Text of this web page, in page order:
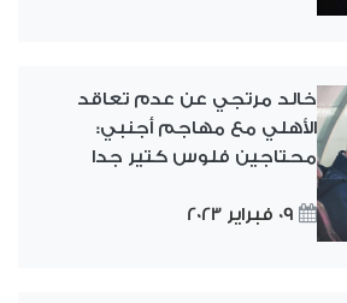
خالد مرتجي عن عدم تعاقد
الأهلي مع مهاجم أجنبي:
محتاجين فلوس كتير جدا
09 فبراير 2023